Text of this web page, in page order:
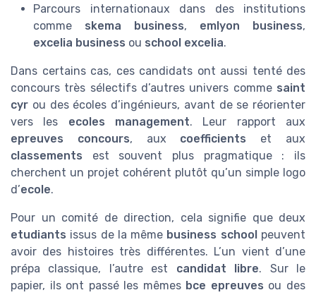
Parcours internationaux dans des institutions
comme skema business, emlyon business,
excelia business ou school excelia.
Dans certains cas, ces candidats ont aussi tenté des
concours très sélectifs d’autres univers comme saint
cyr ou des écoles d’ingénieurs, avant de se réorienter
vers les ecoles management. Leur rapport aux
epreuves concours, aux coefficients et aux
classements est souvent plus pragmatique : ils
cherchent un projet cohérent plutôt qu’un simple logo
d’ecole.
Pour un comité de direction, cela signifie que deux
etudiants issus de la même business school peuvent
avoir des histoires très différentes. L’un vient d’une
prépa classique, l’autre est candidat libre. Sur le
papier, ils ont passé les mêmes bce epreuves ou des